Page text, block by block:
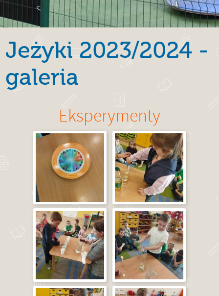
Jeżyki 2023/2024 -
galeria
Eksperymenty